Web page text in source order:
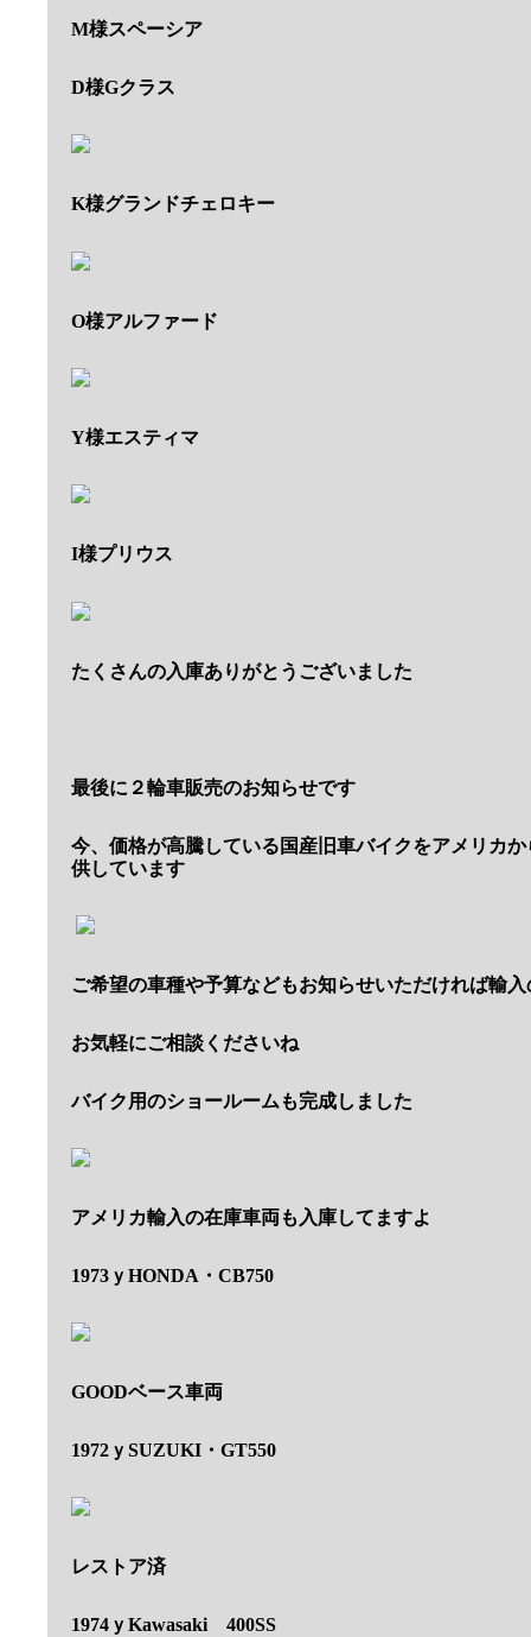
M様スペーシア
D様Gクラス
K様グランドチェロキー
O様アルファード
Y様エスティマ
I様プリウス
たくさんの入庫ありがとうございました
最後に２輪車販売のお知らせです
今、価格が高騰している国産旧車バイクをアメリカ
供しています
ご希望の車種や予算などもお知らせいただければ輸
お気軽にご相談くださいね
バイク用のショールームも完成しました
アメリカ輸入の在庫車両も入庫してますよ
1973ｙHONDA・CB750
GOODベース車両
1972ｙSUZUKI・GT550
レストア済
1974ｙKawasaki 400SS